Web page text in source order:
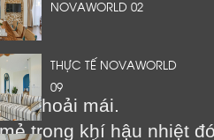
và thoải mái.
trong khí hậu nhiệt
NOVAWORLD 02
THỰC TẾ NOVAWORLD
09